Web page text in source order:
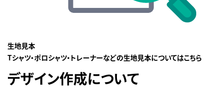
生地見本
Tシャツ・ポロシャツ・トレーナーなどの生地見本についてはこちら
デザイン作成について